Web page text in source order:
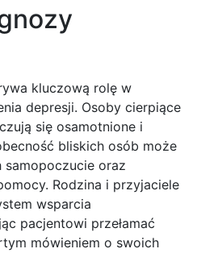
kluczową rolę w
depresji. Osoby cierpiące
się osamotnione i
bliskich osób może
samopoczucie oraz
Rodzina i przyjaciele
wsparcia
pacjentowi przełamać
mówieniem o swoich